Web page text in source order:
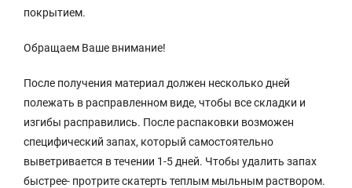
покрытием.
Обращаем Ваше внимание!
После получения материал должен несколько дней
полежать в расправленном виде, чтобы все складки и
изгибы расправились. После распаковки возможен
специфический запах, который самостоятельно
выветривается в течении 1-5 дней. Чтобы удалить запах
быстрее- протрите скатерть теплым мыльным раствором.